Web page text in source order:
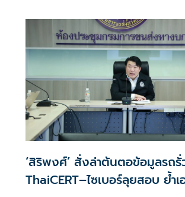
‘สิริพงศ์’ สั่งล่าต้นตอข้อมูลรถ
ThaiCERT–ไซเบอร์ลุยสอบ ย้ำ